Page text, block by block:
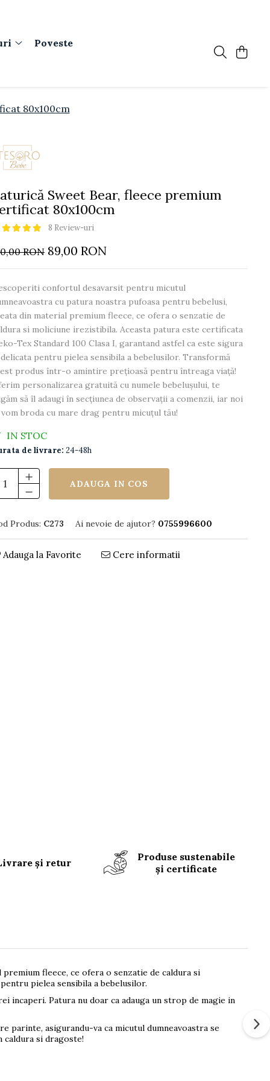
Poveste
80x100cm
Sweet Bear, fleece premium
80x100cm
8 Review-uri
RON 89,00 RON
confortul desavarsit pentru micutul
cu patura noastra pufoasa pentru bebelusi,
din material premium fleece, ce ofera o senzatie de
si moliciune irezistibila. Aceasta patura este certificata
Tex Standard 100 Clasa I, garantand astfel ca este sigura
pentru pielea sensibila a bebelusilor. Transformă
produs într-o amintire prețioasă pentru întreaga viață!
personalizarea gratuită cu numele bebelușului, te
să îl adaugi în secțiunea de observații a comenzii, iar noi
broda cu mare drag pentru micuțul tău!
IN STOC
de livrare: 24-48h
ADAUGA IN COS
Produs: C273 Ai nevoie de ajutor? 0755996600
Adauga la Favorite Cere informatii
și retur
Produse sustenabile
și certificate
fleece, ce ofera o senzatie de caldura si
pielea sensibila a bebelusilor.
incaperi. Patura nu doar ca adauga un strop de magie in
parinte, asigurandu-va ca micutul dumneavoastra se
caldura si dragoste!